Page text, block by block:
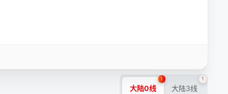
大陆0线
1
大陆3线
1